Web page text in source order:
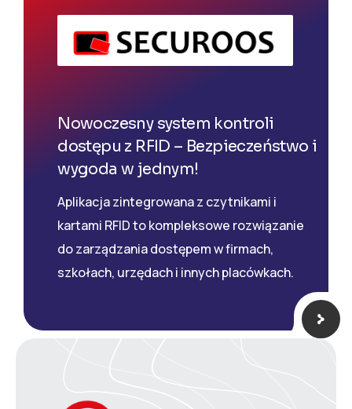
Nowoczesny system kontroli
dostępu z RFID – Bezpieczeństwo i
wygoda w jednym!
Aplikacja zintegrowana z czytnikami i
kartami RFID to kompleksowe rozwiązanie
do zarządzania dostępem w firmach,
szkołach, urzędach i innych placówkach.